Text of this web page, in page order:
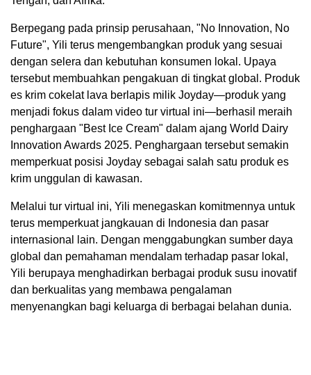
Berpegang pada prinsip perusahaan, "No Innovation, No
Future", Yili terus mengembangkan produk yang sesuai
dengan selera dan kebutuhan konsumen lokal. Upaya
tersebut membuahkan pengakuan di tingkat global. Produk
es krim cokelat lava berlapis milik Joyday—produk yang
menjadi fokus dalam video tur virtual ini—berhasil meraih
penghargaan "Best Ice Cream" dalam ajang World Dairy
Innovation Awards 2025. Penghargaan tersebut semakin
memperkuat posisi Joyday sebagai salah satu produk es
krim unggulan di kawasan.
Melalui tur virtual ini, Yili menegaskan komitmennya untuk
terus memperkuat jangkauan di Indonesia dan pasar
internasional lain. Dengan menggabungkan sumber daya
global dan pemahaman mendalam terhadap pasar lokal,
Yili berupaya menghadirkan berbagai produk susu inovatif
dan berkualitas yang membawa pengalaman
menyenangkan bagi keluarga di berbagai belahan dunia.